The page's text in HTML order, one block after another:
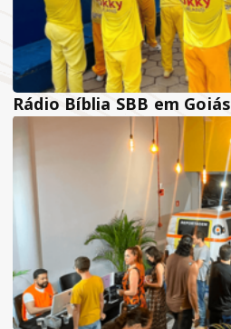
Rádio Bíblia SBB em Goiás